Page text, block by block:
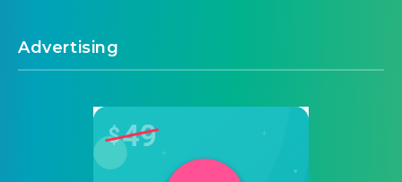
Advertising